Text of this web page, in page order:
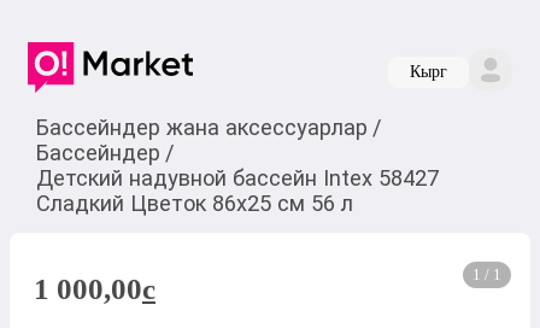
Кырг
Бассейндер жана аксессуарлар /
Бассейндер /
Детский надувной бассейн Intex 58427
Сладкий Цветок 86x25 см 56 л
1 / 1
1 000,00c